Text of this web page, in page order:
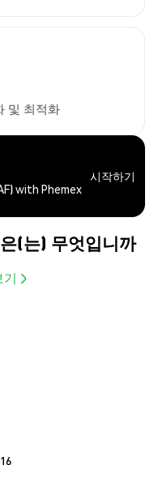
및 최적화
with Phemex
시작하기
(는) 무엇입니까